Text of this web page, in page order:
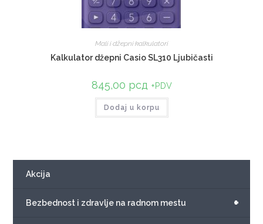
Mali i džepni kalkulatori
Kalkulator džepni Casio SL310 Ljubičasti
845,00 рсд +PDV
Dodaj u korpu
Akcija
+
Bezbednost i zdravlje na radnom mestu